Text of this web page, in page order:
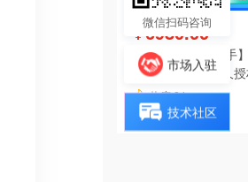
¥ 6980.00
【陀螺匠·企业助手
理系统独立版永久
热度 24
微信扫码咨询
市场入驻
技术社区